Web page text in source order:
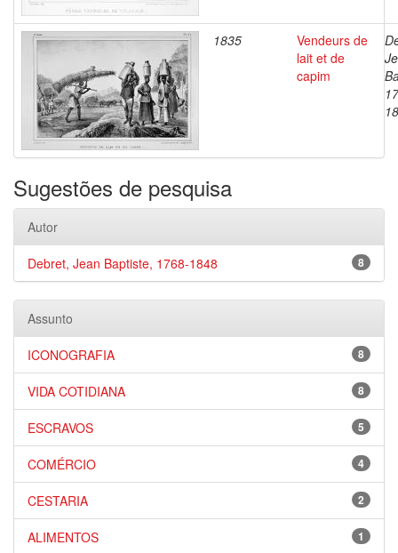
1835
Vendeurs de
lait et de
capim
Sugestões de pesquisa
Autor
8
Debret, Jean Baptiste, 1768-1848
Assunto
8
ICONOGRAFIA
8
VIDA COTIDIANA
5
ESCRAVOS
4
COMÉRCIO
2
CESTARIA
1
ALIMENTOS